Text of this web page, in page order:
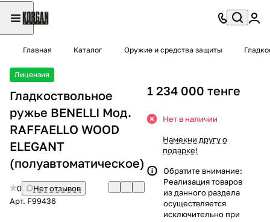
Главная Каталог Оружие и средства защиты
Лицензия
Гладкоствольное
ружье BENELLI Мод.
RAFFAELLO WOOD
ELEGANT
(полуавтоматическое)
0
Нет отзывов
Арт. F99436
1 234 000 тенге
Нет в наличии
Намекни другу о
подарке!
Обратите внимание:
Реализация товаров
из данного раздела
осуществляется
исключительно при